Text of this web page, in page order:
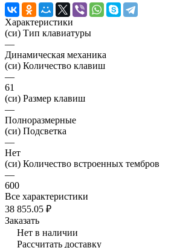
Характеристики
(си) Тип клавиатуры
—
Динамическая механика
(си) Количество клавиш
—
61
(си) Размер клавиш
—
Полноразмерные
(си) Подсветка
—
Нет
(си) Количество встроенных тембров
—
600
Все характеристики
38 855.05 ₽
Заказать
Нет в наличии
Рассчитать доставку